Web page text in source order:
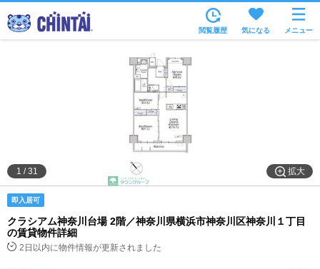
住所から
家賃相場から
通勤通学時間から
物件特集から
閲覧履歴 気になる メニュー
拡大
1 /31
即入居可
クラシアム神奈川台場 2階／神奈川県横浜市神奈川区神奈川１丁目
の賃貸物件詳細
2日以内に物件情報が更新されました